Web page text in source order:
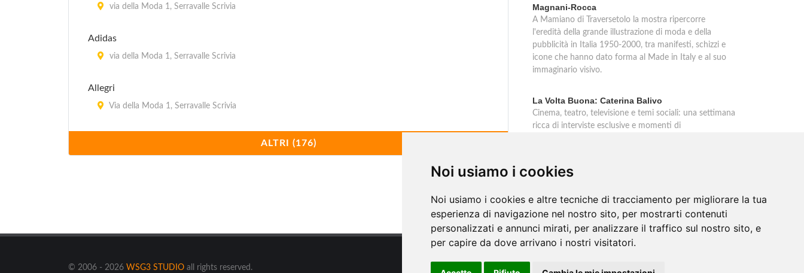
Noi usiamo i cookies
Noi usiamo i cookies e altre tecniche di tracciamento per migliorare la tua
esperienza di navigazione nel nostro sito, per mostrarti contenuti
personalizzati e annunci mirati, per analizzare il traffico sul nostro sito, e
per capire da dove arrivano i nostri visitatori.
via della Moda 1, Serravalle Scrivia
Adidas
via della Moda 1, Serravalle Scrivia
Allegri
Via della Moda 1, Serravalle Scrivia
via della Moda 1, Serravalle Scrivia
Antos
ALTRI (176)
Magnani-Rocca
A Mamiano di Traversetolo la mostra ripercorre
l'eredità della grande illustrazione di moda e della
pubblicità in Italia 1950-2000, tra manifesti, schizzi e
icone che hanno dato forma al Made in Italy e al suo
immaginario visivo.
La Volta Buona: Caterina Balivo
Cinema, teatro, televisione e temi sociali: una settimana
ricca di interviste esclusive e momenti di
© 2006 - 2026 WSG3 STUDIO all rights reserved.